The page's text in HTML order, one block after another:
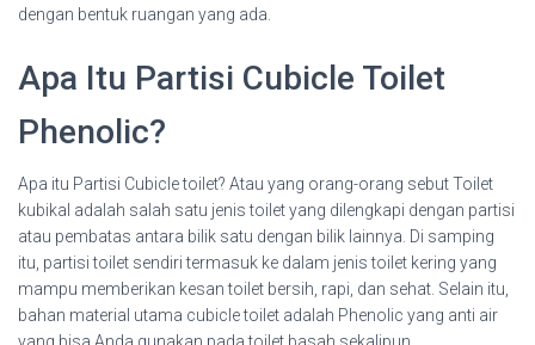
dengan bentuk ruangan yang ada.
Apa Itu Partisi Cubicle Toilet
Phenolic?
Apa itu Partisi Cubicle toilet? Atau yang orang-orang sebut Toilet
kubikal adalah salah satu jenis toilet yang dilengkapi dengan partisi
atau pembatas antara bilik satu dengan bilik lainnya. Di samping
itu, partisi toilet sendiri termasuk ke dalam jenis toilet kering yang
mampu memberikan kesan toilet bersih, rapi, dan sehat. Selain itu,
bahan material utama cubicle toilet adalah Phenolic yang anti air